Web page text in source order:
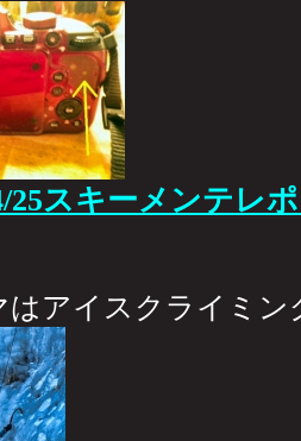
25スキーメンテレ
はアイスクライミ